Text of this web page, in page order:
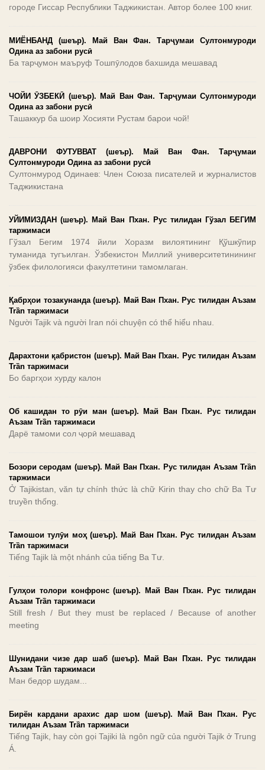
городе Гиссар Республики Таджикистан. Автор более 100 книг.
МИЁНБАНД (шеър). Май Ван Фан. Тарҷумаи Султонмуроди
Одина аз забони русӣ
Ба тарҷумон маъруф Тошпӯлодов бахшида мешавад
ЧОЙИ ӮЗБЕКӢ (шеър). Май Ван Фан. Тарҷумаи Султонмуроди
Одина аз забони русӣ
Ташаккур ба шоир Хосияти Рустам барои чой!
ДАВРОНИ ФУТУВВАТ (шеър). Май Ван Фан. Тарҷумаи
Султонмуроди Одина аз забони русӣ
Султонмурод Одинаев: Член Союза писателей и журналистов
Таджикистана
УЙИМИЗДАН (шеър). Май Ван Пхан. Рус тилидан Гўзал БЕГИМ
таржимаси
Гўзал Бегим 1974 йили Хоразм вилоятининг Қўшкўпир
туманида тугъилган. Ўзбекистон Миллий университетинининг
ўзбек филологияси факултетини тамомлаган.
Қабрҳои тозакунанда (шеър). Май Ван Пхан. Рус тилидан Аъзам
Trần таржимаси
Người Tajik và người Iran nói chuyện có thể hiểu nhau.
Дарахтони қабристон (шеър). Май Ван Пхан. Рус тилидан Аъзам
Trần таржимаси
Бо баргҳои хурду калон
Об кашидан то рӯи ман (шеър). Май Ван Пхан. Рус тилидан
Аъзам Trần таржимаси
Дарё тамоми сол ҷорӣ мешавад
Бозори серодам (шеър). Май Ван Пхан. Рус тилидан Аъзам Trần
таржимаси
Ở Tajikistan, văn tự chính thức là chữ Kirin thay cho chữ Ba Tư
truyền thống.
Тамошои тулӯи моҳ (шеър). Май Ван Пхан. Рус тилидан Аъзам
Trần таржимаси
Tiếng Tajik là một nhánh của tiếng Ba Tư.
Гулҳои толори конфронс (шеър). Май Ван Пхан. Рус тилидан
Аъзам Trần таржимаси
Still fresh / But they must be replaced / Because of another
meeting
Шунидани чизе дар шаб (шеър). Май Ван Пхан. Рус тилидан
Аъзам Trần таржимаси
Ман бедор шудам...
Бирён кардани арахис дар шом (шеър). Май Ван Пхан. Рус
тилидан Аъзам Trần таржимаси
Tiếng Tajik, hay còn gọi Tajiki là ngôn ngữ của người Tajik ở Trung
Á.